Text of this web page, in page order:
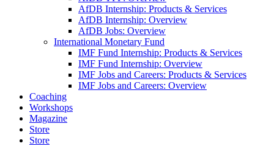
AfDB Internship: Products & Services
AfDB Internship: Overview
AfDB Jobs: Overview
International Monetary Fund
IMF Fund Internship: Products & Services
IMF Fund Internship: Overview
IMF Jobs and Careers: Products & Services
IMF Jobs and Careers: Overview
Coaching
Workshops
Magazine
Store
Store